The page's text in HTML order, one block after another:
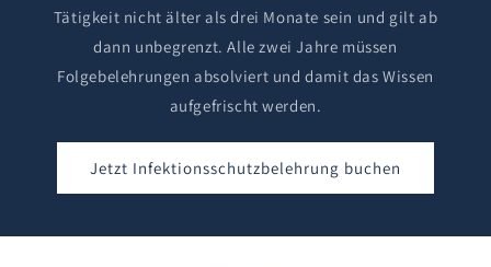
Tätigkeit nicht älter als drei Monate sein und gilt ab
dann unbegrenzt. Alle zwei Jahre müssen
Folgebelehrungen absolviert und damit das Wissen
aufgefrischt werden.
Jetzt Infektionsschutzbelehrung buchen